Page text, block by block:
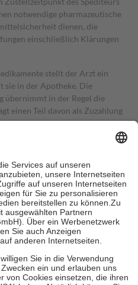
notwendige pharmazeutische
dienen, die
einschließlich Klärungen
stellt der Arzt ein
sie in der Apotheke. Die
übernimmt in der Regel die
einen Teil davon als Zuzahlung
in Höhe von zehn
nie mehr als die tatsächlichen
auch für Online-Apotheken.
beträgt die
sowie zehn Euro je
für ihre eigene Gesundheit zu
der Familie zu unterstützen,
vollendeten 18. Lebensjahr